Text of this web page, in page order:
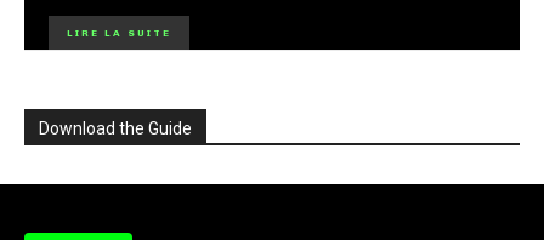
LIRE LA SUITE
Download the Guide